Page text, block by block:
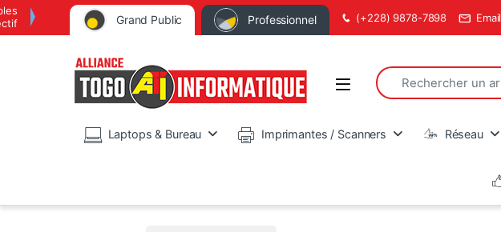
Grand Public Professionnel (+228) 9878-7898 Email
Open
Search for:
Laptops & Bureau Imprimantes / Scanners Réseau